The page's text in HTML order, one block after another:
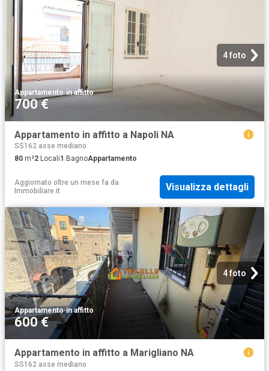
4 foto
Appartamento·in affitto
700 €
Appartamento in affitto a Napoli NA
SS162 asse mediano
80 m²2 Locali1 BagnoAppartamento
Aggiornato oltre un mese fa da
Immobiliare.it
Visualizza dettagli
4 foto
Appartamento·in affitto
600 €
Appartamento in affitto a Marigliano NA
SS162 asse mediano